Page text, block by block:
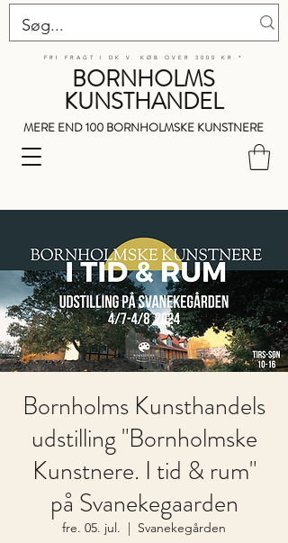
BORNHOLMS
KUNSTHANDEL
MERE END 100 BORNHOLMSKE KUNSTNERE
FRI FRAGT I DK V. KØB OVER 3000 KR.*
Bornholms Kunsthandels
udstilling "Bornholmske
Kunstnere. I tid & rum"
på Svanekegaarden
fre. 05. jul.
  |
Svanekegården